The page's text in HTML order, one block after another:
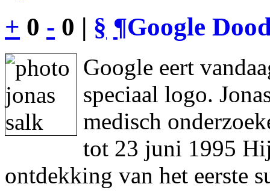
+ 0 - 0 | § ¶Google
Google eert
speciaal logo.
medisch
tot 23 juni 1995
ontdekking van het eerste